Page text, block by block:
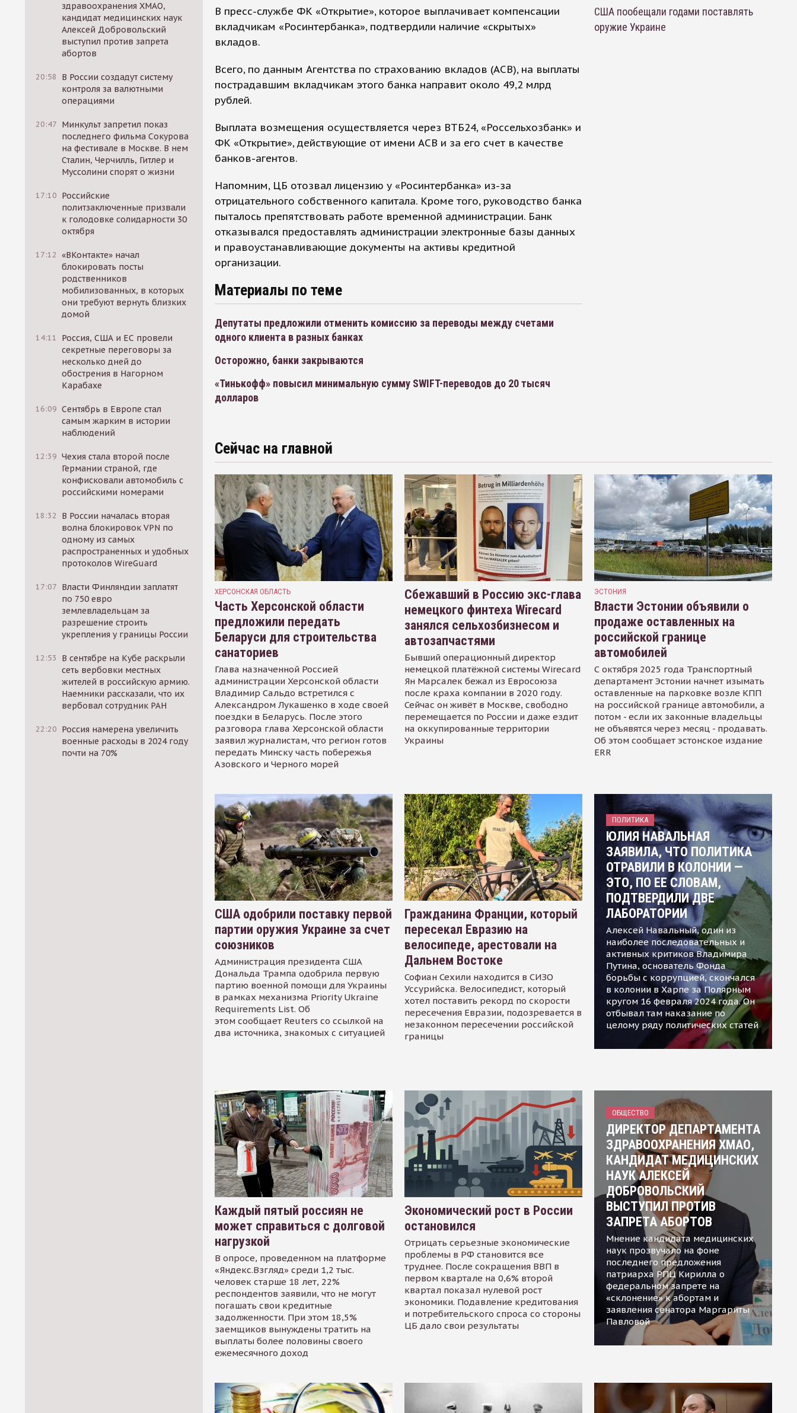
здравоохранения ХМАО,
кандидат медицинских наук
Алексей Добровольский
выступил против запрета
абортов
20:58
В России создадут систему
контроля за валютными
операциями
20:47 Минкульт запретил показ
последнего фильма Сокурова
на фестивале в Москве. В нем
Сталин, Черчилль, Гитлер и
Муссолини спорят о жизни
17:10 Российские
политзаключенные призвали
к голодовке солидарности 30
октября
17:12 «ВКонтакте» начал
блокировать посты
родственников
мобилизованных, в которых
они требуют вернуть близких
домой
14:11
Россия, США и ЕС провели
секретные переговоры за
несколько дней до
обострения в Нагорном
Карабахе
16:09 Сентябрь в Европе стал
самым жарким в истории
наблюдений
12:39 Чехия стала второй после
Германии страной, где
конфисковали автомобиль с
российскими номерами
18:32
В России началась вторая
волна блокировок VPN по
одному из самых
распространенных и удобных
протоколов WireGuard
17:07 Власти Финляндии заплатят
по 750 евро
землевладельцам за
разрешение строить
укрепления у границы России
12:53
В сентябре на Кубе раскрыли
сеть вербовки местных
жителей в российскую армию.
Наемники рассказали, что их
вербовал сотрудник РАН
22:20 Россия намерена увеличить
военные расходы в 2024 году
почти на 70%
В пресс-службе ФК «Открытие», которое выплачивает компенсации
вкладчикам «Росинтербанка», подтвердили наличие «скрытых»
вкладов.
Всего, по данным Агентства по страхованию вкладов (АСВ), на выплаты
пострадавшим вкладчикам этого банка направит около 49,2 млрд
рублей.
Выплата возмещения осуществляется через ВТБ24, «Россельхозбанк» и
ФК «Открытие», действующие от имени АСВ и за его счет в качестве
банков-агентов.
Напомним, ЦБ отозвал лицензию у «Росинтербанка» из-за
отрицательного собственного капитала. Кроме того, руководство банка
пыталось препятствовать работе временной администрации. Банк
отказывался предоставлять администрации электронные базы данных
и правоустанавливающие документы на активы кредитной
организации.
Материалы по теме
Депутаты предложили отменить комиссию за переводы между счетами
одного клиента в разных банках
Осторожно, банки закрываются
«Тинькофф» повысил минимальную сумму SWIFT-переводов до 20 тысяч
долларов
США пообещали годами поставлять
оружие Украине
Сейчас на главной
ХЕРСОНСКАЯ ОБЛАСТЬ
Часть Херсонской области
предложили передать
Беларуси для строительства
санаториев
Глава назначенной Россией
администрации Херсонской области
Владимир Сальдо встретился с
Александром Лукашенко в ходе своей
поездки в Беларусь. После этого
разговора глава Херсонской области
заявил журналистам, что регион готов
передать Минску часть побережья
Азовского и Черного морей
Сбежавший в Россию экс-глава
немецкого финтеха Wirecard
занялся сельхозбизнесом и
автозапчастями
Бывший операционный директор
немецкой платёжной системы Wirecard
Ян Марсалек бежал из Евросоюза
после краха компании в 2020 году.
Сейчас он живёт в Москве, свободно
перемещается по России и даже ездит
на оккупированные территории
Украины
ЭСТОНИЯ
Власти Эстонии объявили о
продаже оставленных на
российской границе
автомобилей
С октября 2025 года Транспортный
департамент Эстонии начнет изымать
оставленные на парковке возле КПП
на российской границе автомобили, а
потом - если их законные владельцы
не объявятся через месяц - продавать.
Об этом сообщает эстонское издание
ERR
США одобрили поставку первой
партии оружия Украине за счет
союзников
Администрация президента США
Дональда Трампа одобрила первую
партию военной помощи для Украины
в рамках механизма Priority Ukraine
Requirements List. Об
этом сообщает Reuters со ссылкой на
два источника, знакомых с ситуацией
Гражданина Франции, который
пересекал Евразию на
велосипеде, арестовали на
Дальнем Востоке
Софиан Сехили находится в СИЗО
Уссурийска. Велосипедист, который
хотел поставить рекорд по скорости
пересечения Евразии, подозревается в
незаконном пересечении российской
границы
ПОЛИТИКА
ЮЛИЯ НАВАЛЬНАЯ
ЗАЯВИЛА, ЧТО ПОЛИТИКА
ОТРАВИЛИ В КОЛОНИИ —
ЭТО, ПО ЕЕ СЛОВАМ,
ПОДТВЕРДИЛИ ДВЕ
ЛАБОРАТОРИИ
Алексей Навальный, один из
наиболее последовательных и
активных критиков Владимира
Путина, основатель Фонда
борьбы с коррупцией, скончался
в колонии в Харпе за Полярным
кругом 16 февраля 2024 года. Он
отбывал там наказание по
целому ряду политических статей
Каждый пятый россиян не
может справиться с долговой
нагрузкой
В опросе, проведенном на платформе
«Яндекс.Взгляд» среди 1,2 тыс.
человек старше 18 лет, 22%
респондентов заявили, что не могут
погашать свои кредитные
задолженности. При этом 18,5%
заемщиков вынуждены тратить на
выплаты более половины своего
ежемесячного доход
Экономический рост в России
остановился
Отрицать серьезные экономические
проблемы в РФ становится все
труднее. После сокращения ВВП в
первом квартале на 0,6% второй
квартал показал нулевой рост
экономики. Подавление кредитования
и потребительского спроса со стороны
ЦБ дало свои результаты
ОБЩЕСТВО
ДИРЕКТОР ДЕПАРТАМЕНТА
ЗДРАВООХРАНЕНИЯ ХМАО,
КАНДИДАТ МЕДИЦИНСКИХ
НАУК АЛЕКСЕЙ
ДОБРОВОЛЬСКИЙ
ВЫСТУПИЛ ПРОТИВ
ЗАПРЕТА АБОРТОВ
Мнение кандидата медицинских
наук прозвучало на фоне
последнего предложения
патриарха РПЦ Кирилла о
федеральном запрете на
«склонение» к абортам и
заявления сенатора Маргариты
Павловой